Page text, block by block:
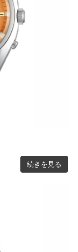
続きを見る